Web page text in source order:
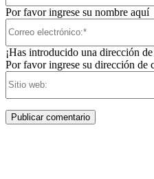
Por favor ingrese su nombre aquí
¡Has introducido una dirección
Por favor ingrese su dirección de